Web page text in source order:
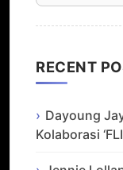
RECENT
Dayoung
Kolaborasi